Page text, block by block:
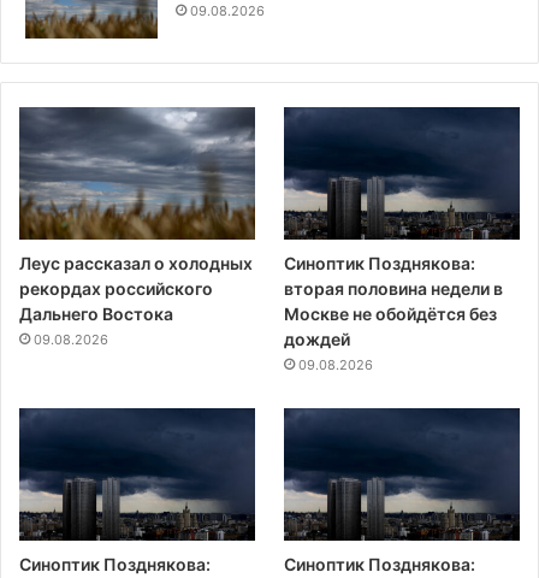
09.08.2026
Леус рассказал о холодных
рекордах российского
Дальнего Востока
09.08.2026
Синоптик Позднякова:
вторая половина недели в
Москве не обойдётся без
дождей
09.08.2026
Синоптик Позднякова:
Синоптик Позднякова: